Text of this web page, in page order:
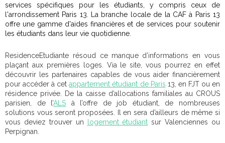
services spécifiques pour les étudiants, y compris ceux de
l'arrondissement Paris 13. La branche locale de la CAF à Paris 13
offre une gamme d'aides financières et de services pour soutenir
les étudiants dans leur vie quotidienne.
ResidenceEtudiante résoud ce manque d’informations en vous
plaçant aux premières loges. Via le site, vous pourrez en effet
découvrir les partenaires capables de vous aider financièrement
pour accéder à cetappartement étudiant de Paris 13, en FJT ou en
résidence privée. De la caisse d’allocations familiales au CROUS
parisien, de l’ALS à l’offre de job étudiant, de nombreuses
solutions vous seront proposées. Il en sera d’ailleurs de même si
vous deviez trouver un
logement étudiant sur Valenciennes ou
Perpignan.